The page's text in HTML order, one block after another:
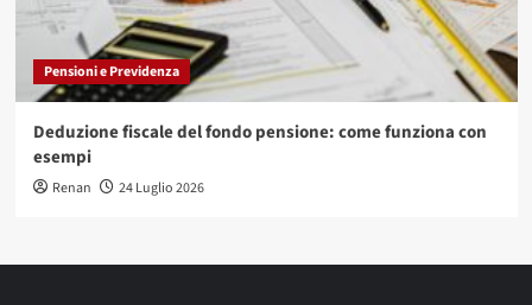
Pensioni e Previdenza
Deduzione fiscale del fondo pensione: come funziona con
esempi
Renan 24 Luglio 2026